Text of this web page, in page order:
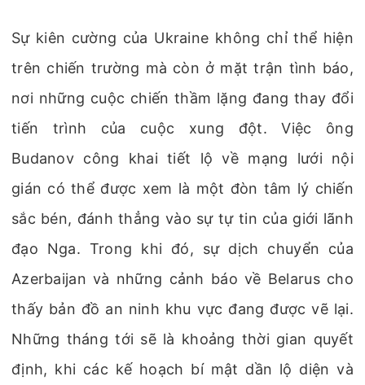
Sự kiên cường của Ukraine không chỉ thể hiện
trên chiến trường mà còn ở mặt trận tình báo,
nơi những cuộc chiến thầm lặng đang thay đổi
tiến trình của cuộc xung đột. Việc ông
Budanov công khai tiết lộ về mạng lưới nội
gián có thể được xem là một đòn tâm lý chiến
sắc bén, đánh thẳng vào sự tự tin của giới lãnh
đạo Nga. Trong khi đó, sự dịch chuyển của
Azerbaijan và những cảnh báo về Belarus cho
thấy bản đồ an ninh khu vực đang được vẽ lại.
Những tháng tới sẽ là khoảng thời gian quyết
định, khi các kế hoạch bí mật dần lộ diện và